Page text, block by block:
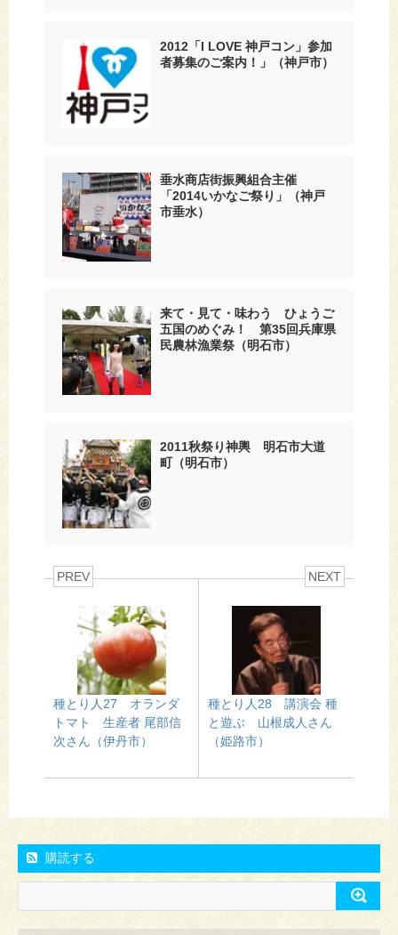
2012「I LOVE 神戸コン」参加
者募集のご案内！」（神戸市）
垂水商店街振興組合主催
「2014いかなご祭り」（神戸
市垂水）
来て・見て・味わう ひょうご
五国のめぐみ！ 第35回兵庫県
民農林漁業祭（明石市）
2011秋祭り神輿 明石市大道
町（明石市）
PREV
種とり人27 オランダ
トマト 生産者 尾部信
次さん（伊丹市）
NEXT
種とり人28 講演会 種
と遊ぶ 山根成人さん
（姫路市）
購読する